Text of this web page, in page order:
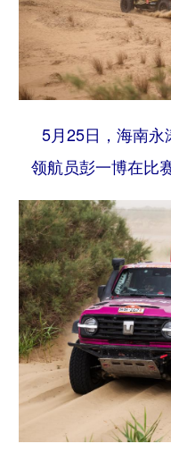
5月25日，海南永
领航员彭一博在比